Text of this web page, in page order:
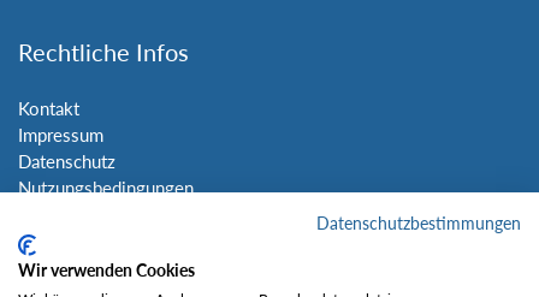
Rechtliche Infos
Kontakt
Impressum
Datenschutz
Nutzungsbedingungen
Social Media
Datenschutzbestimmungen
Wir verwenden Cookies